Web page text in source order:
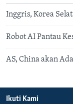
Inggris, Korea
Robot AI Pantau
AS, China akan
Ikuti Kami